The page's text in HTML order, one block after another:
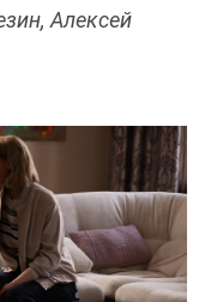
Алексей